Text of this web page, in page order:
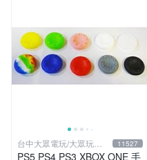
台中大眾電玩/大眾玩具
店
11527
PS5 PS4 PS3 XBOX ONE 手